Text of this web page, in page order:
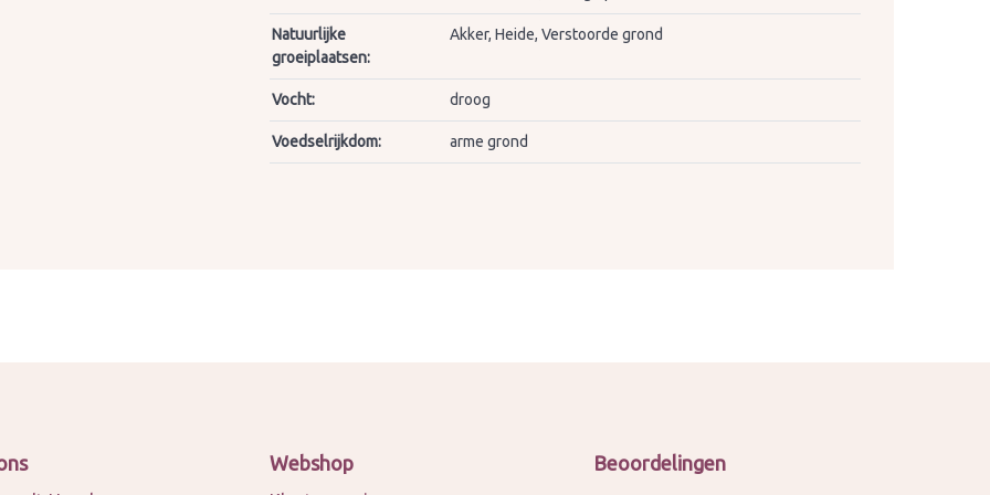
Natuurlijke
groeiplaatsen:
Akker, Heide, Verstoorde grond
Vocht: droog
Voedselrijkdom: arme grond
Webshop Beoordelingen